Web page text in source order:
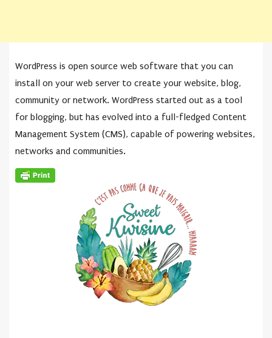
WordPress is open source web software that you can
install on your web server to create your website, blog,
community or network. WordPress started out as a tool
for blogging, but has evolved into a full-fledged Content
Management System (CMS), capable of powering websites,
networks and communities.